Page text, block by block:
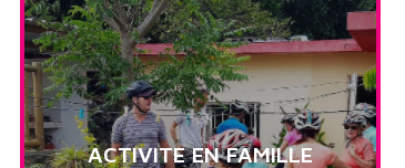
ACTIVITE EN FAMILLE